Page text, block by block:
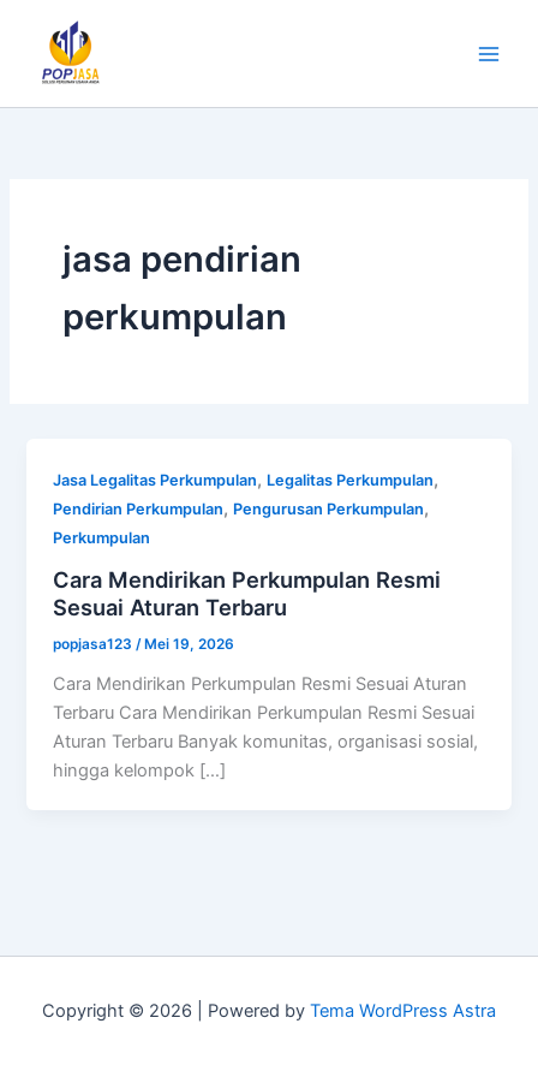
konten
jasa pendirian
perkumpulan
Jasa Legalitas Perkumpulan, Legalitas Perkumpulan,
Pendirian Perkumpulan, Pengurusan Perkumpulan,
Perkumpulan
Cara Mendirikan Perkumpulan Resmi
Sesuai Aturan Terbaru
popjasa123 /Mei 19, 2026
Cara Mendirikan Perkumpulan Resmi Sesuai Aturan
Terbaru Cara Mendirikan Perkumpulan Resmi Sesuai
Aturan Terbaru Banyak komunitas, organisasi sosial,
hingga kelompok […]
Copyright © 2026 | Powered by Tema WordPress Astra